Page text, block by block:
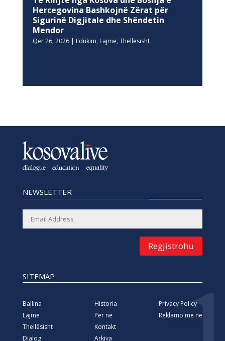
Hercegovina Bashkojnë Zërat për
Sigurinë Digjitale dhe Shëndetin
Mendor
Qer 26, 2026| Edukim, Lajme, Thellesisht
NEWSLETTER
Regjistrohu
SITEMAP
Ballina
Lajme
Thellësisht
Dialog
Historia
Për ne
Kontakt
Arkiva
Privacy Policy
Reklamo me ne